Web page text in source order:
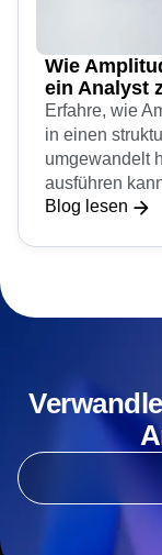
Wie
ein Analyst
Erfahre, wie
in einen
umgewandelt
ausführen
Blog lesen